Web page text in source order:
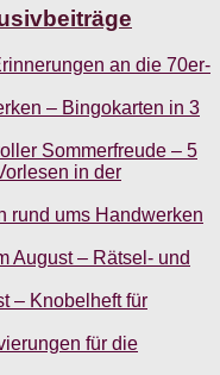
an die 70er-
– Bingokarten in 3
Sommerfreude – 5
in der
rund ums Handwerken
August – Rätsel- und
– Knobelheft für
für die